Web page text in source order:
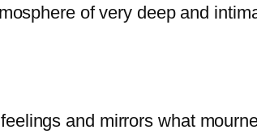
of very deep and
and mirrors what